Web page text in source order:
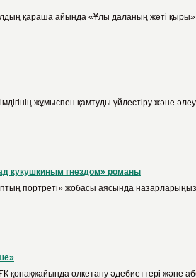
қараша айында «Ұлы даланың жеті
жұмыспен қамтуды үйлестіру және
кукушкиным гнездом» романы
портреті» жобасы аясында
қонақжайында өлкетану әдебиеттері және